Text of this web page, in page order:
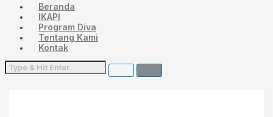
Beranda
IKAPI
Program Diva
Tentang Kami
Kontak